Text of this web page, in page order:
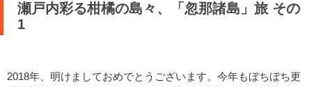
瀬戸内彩る柑橘の島々、「忽那諸島」旅 その
1
2018年、明けましておめでとうございます。今年もぼちぼち更